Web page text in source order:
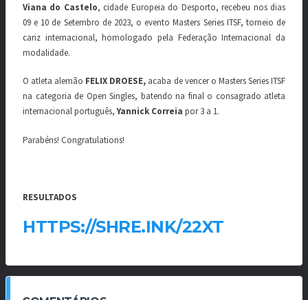
Viana do Castelo, cidade Europeia do Desporto, recebeu nos dias
09 e 10 de Setembro de 2023, o evento Masters Series ITSF, torneio de
cariz internacional, homologado pela Federação Internacional da
modalidade.
O atleta alemão FELIX DROESE, acaba de vencer o Masters Series ITSF
na categoria de Open Singles, batendo na final o consagrado atleta
internacional português,Yannick Correia por 3 a 1.
Parabéns! Congratulations!
RESULTADOS
HTTPS://SHRE.INK/22XT